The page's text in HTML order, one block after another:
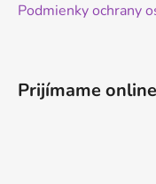
Podmienky ochrany
Prijímame